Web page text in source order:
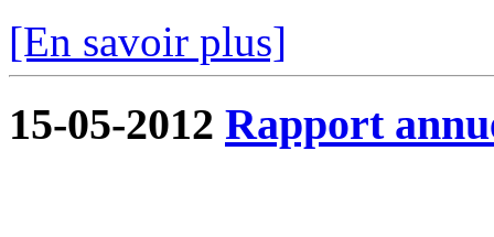
[En savoir plus]
15-05-2012 Rapport